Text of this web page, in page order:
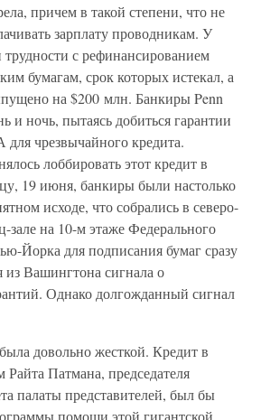
причем в такой степени, что не
зарплату проводникам. У
с рефинансированием
бумагам, срок которых истекал, а
на $200 млн. Банкиры Penn
и ночь, пытаясь добиться гарантии
чрезвычайного кредита.
лоббировать этот кредит в
19 июня, банкиры были настолько
исходе, что собрались в северо-
зале на 10-м этаже Федерального
Йорка для подписания бумаг сразу
из Вашингтона сигнала о
Однако долгожданный сигнал
довольно жесткой. Кредит в
Патмана, председателя
палаты представителей, был бы
помощи этой гигантской